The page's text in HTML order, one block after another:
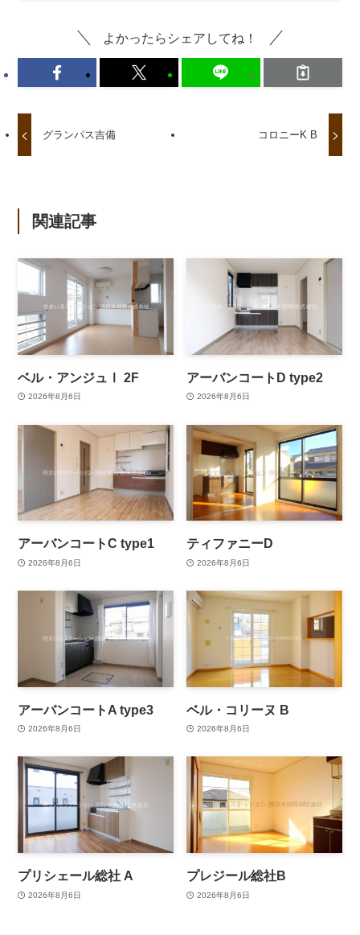
よかったらシェアしてね！
グランパス吉備 コロニーK B
関連記事
ベル・アンジュⅠ 2F
2026年8月6日
アーバンコートD type2
2026年8月6日
アーバンコートC type1
2026年8月6日
ティファニーD
2026年8月6日
アーバンコートA type3
2026年8月6日
ベル・コリーヌ B
2026年8月6日
プリシェール総社 A
2026年8月6日
プレジール総社B
2026年8月6日